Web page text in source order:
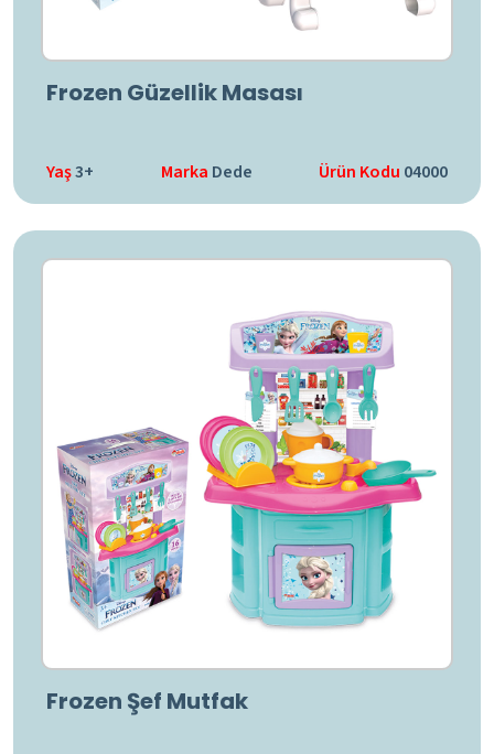
Frozen Güzellik Masası
Yaş3+ Marka Dede Ürün Kodu 04000
Frozen Şef Mutfak